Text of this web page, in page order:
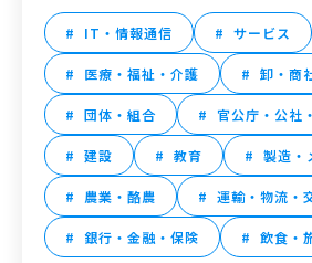
IT・情報通信 サービス
医療・福祉・介護 卸・商
団体・組合 官公庁・公社
建設 教育 製造・
農業・酪農 運輸・物流・
銀行・金融・保険 飲食・